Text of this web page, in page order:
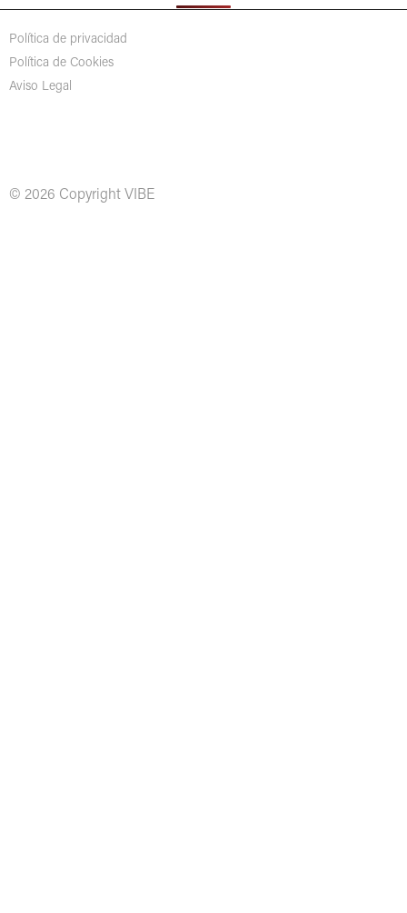
Política de privacidad
Política de Cookies
Aviso Legal
© 2026 Copyright VIBE